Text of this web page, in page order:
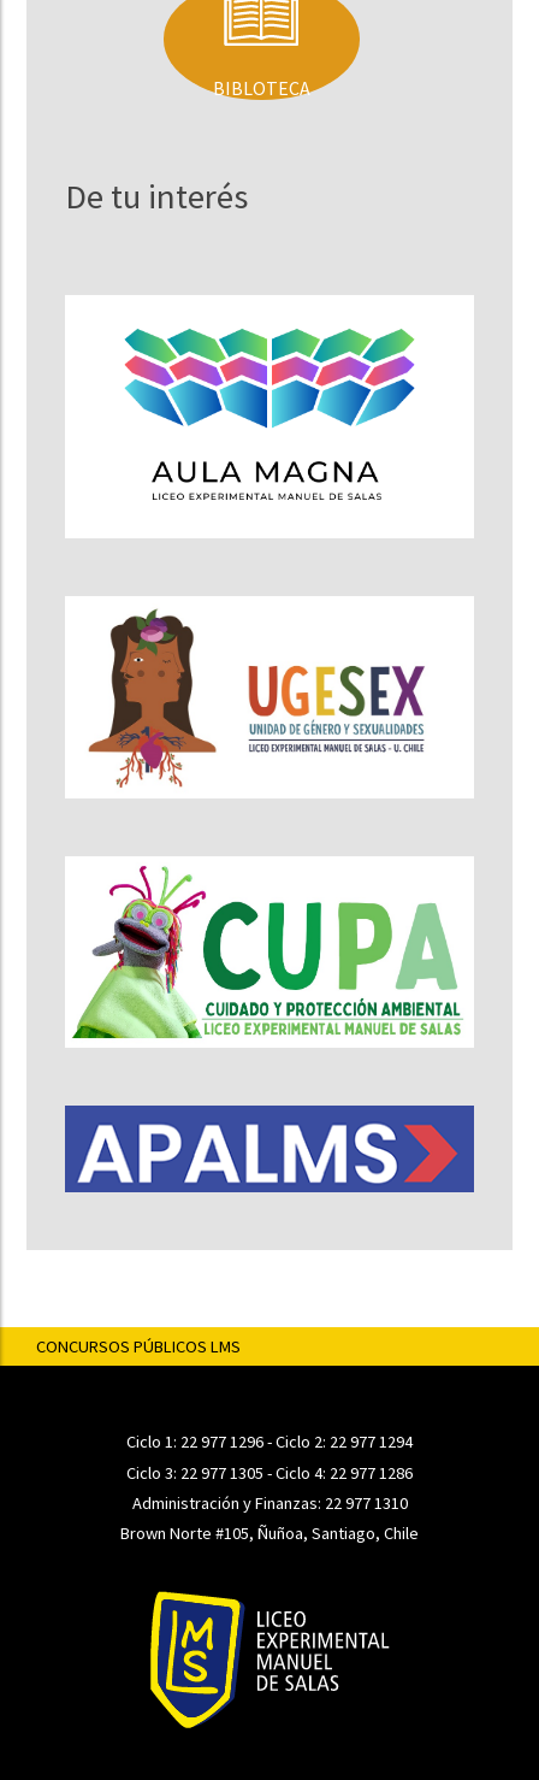
BIBLOTECA
De tu interés
CONCURSOS PÚBLICOS LMS
Ciclo 1: 22 977 1296- Ciclo 2: 22 977 1294
Ciclo 3: 22 977 1305 - Ciclo 4: 22 977 1286
Administración y Finanzas: 22 977 1310
Brown Norte #105, Ñuñoa, Santiago, Chile